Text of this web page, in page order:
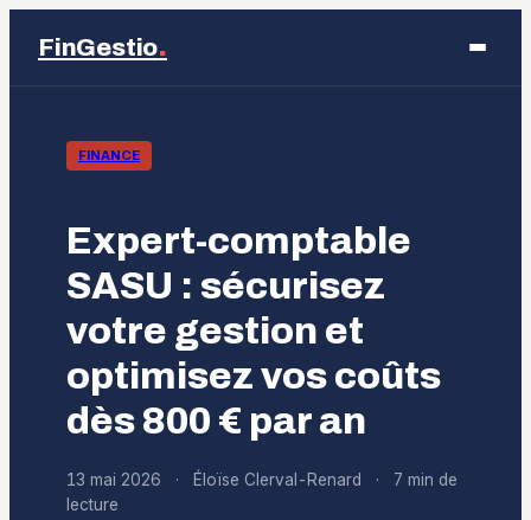
FinGestio.
Business
Finance
Marketing
FINANCE
Expert-comptable
SASU : sécurisez
votre gestion et
optimisez vos coûts
dès 800 € par an
13 mai 2026 · Éloïse Clerval-Renard ·
7 min de
lecture